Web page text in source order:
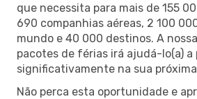
que necessita para mais de 155
690 companhias aéreas, 2 100
mundo e 40 000 destinos. A
pacotes de férias irá ajudá-lo(a) a
significativamente na sua
Não perca esta oportunidade e